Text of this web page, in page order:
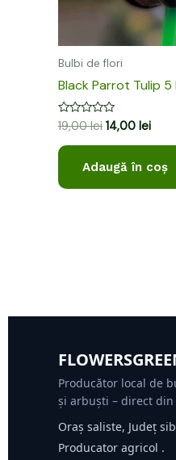
Bulbi de flori
Black Parrot Tulip
Evaluat
0
din
19,00lei 14,00 lei
Adaugă în coș
Producător local de
și arbuști – direct
Oraș saliste, Județ
Producator agricol .